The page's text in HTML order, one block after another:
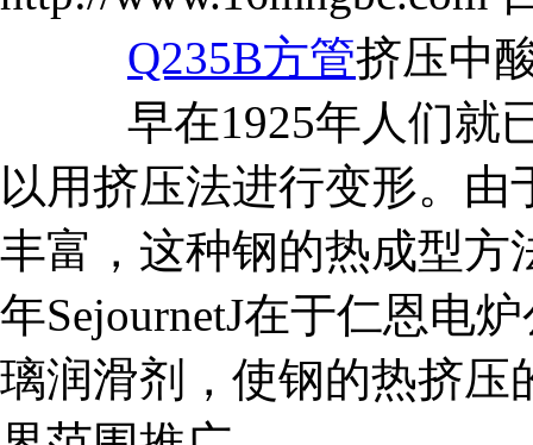
Q235B方管挤压中
早在1925年人们就
以用挤压法进行变形。
丰富，这种钢的热成型方
年SejournetJ在于仁恩电
璃润滑剂，使钢的热挤压